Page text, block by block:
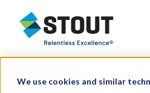
We use cookies and similar
Stout Relentless Excellence